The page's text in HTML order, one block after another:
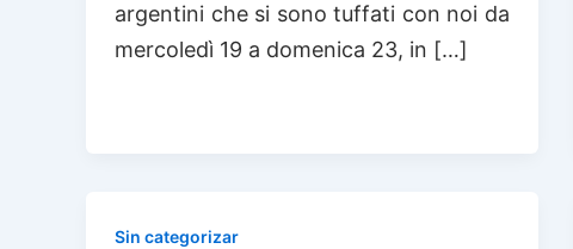
argentini che si sono tuffati con noi da
mercoledì 19 a domenica 23, in […]
Sin categorizar